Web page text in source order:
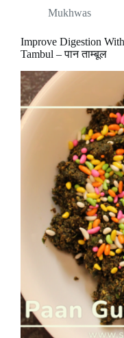
Mukhwas
Improve Digestion
Tambul – पान ताम्बूल